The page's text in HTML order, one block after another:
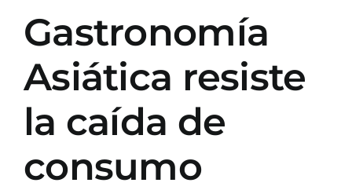
Gastronomía
Asiática resiste
la caída de
consumo